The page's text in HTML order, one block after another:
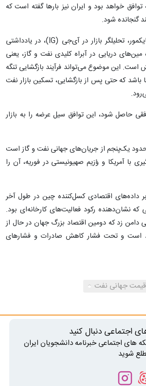
خواهد بود و ایران نیز بار‌ها گفته است که
گنجانده شود.
در همین حال، تونی سایکمور، تحلیلگر بازار در آی‌جی (IG)، در یادداشتی
مین‌های دریایی در آبراه کلیدی نفت و گاز، یعنی
است. این موضوع می‌تواند فرآیند بازگشایی تنگه
باشد که حتی پس از بازگشایی، تسکین بازار نفت
حاصل شود، این توافق سیل عرضه را به بازار
حدود یک‌پنجم از جریان‌های جهانی نفت و گاز است
با آمریکا و ؤزیم صهیونیستی در فوریه، آن را
بر داده‌های اقتصادی کسل‌کننده چین در طول آخر
که نشان‌دهنده رکود فعالیت‌های کارخانه‌ای بود.
دامن زد که دومین اقتصاد بزرگ جهان در حال از
و تحت فشار کاهش صادرات و فشار‌های
قیمت جهانی نفت
اجتماعی دنبال کنید
های اجتماعی خبرنامه دانشجویان ایران
شوید